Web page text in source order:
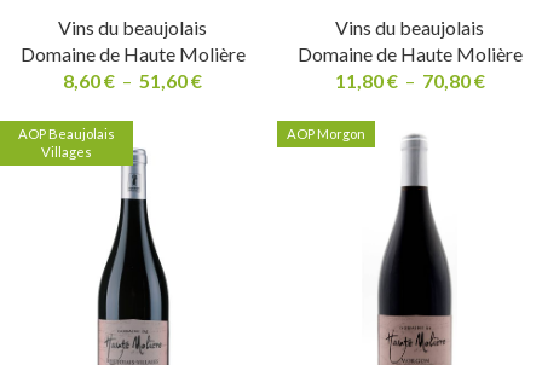
Vins du beaujolais
Domaine de Haute Molière
8,60€ – 51,60€
Vins du beaujolais
Domaine de Haute Molière
11,80€ – 70,80€
AOP Beaujolais
Villages
AOP Morgon